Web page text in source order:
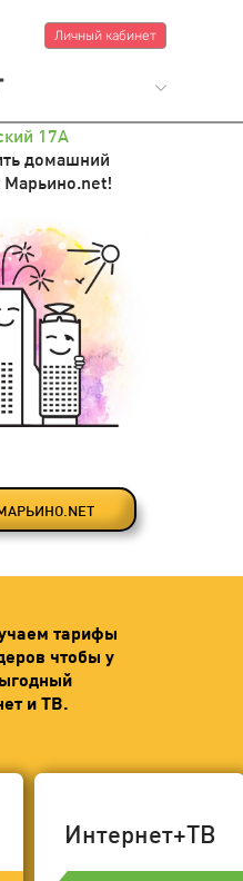
Личный кабинет
17А
домашний
Марьино.net!
тарифы
чтобы у
и ТВ.
Интернет+ТВ